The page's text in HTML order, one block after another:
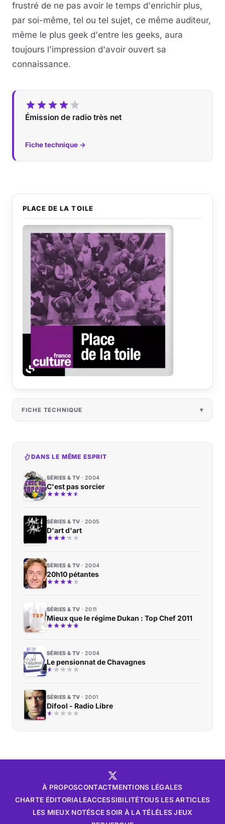
frustré de ne pas avoir le temps d'enrichir plus,
par soi-même, tel ou tel sujet, ce même auditeur,
même le plus geek d'entre les geeks, aura
toujours l'impression d'avoir ouvert sa
connaissance.
Émission de radio très net
Fiche technique →
PLACE DE LA TOILE
FICHE TECHNIQUE
DANS LE MÊME ESPRIT
SÉRIES & TV 2004
C'est pas sorcier
SÉRIES & TV 2005
D'art d'art
SÉRIES & TV 2004
20h10 pétantes
SÉRIES & TV 2011
Mieux que le régime Dukan : Top Chef 2011
SÉRIES & TV 2004
Le pensionnat de Chavagnes
SÉRIES & TV 2001
Difool - Radio Libre
À PROPOSCONTACTMENTIONS LÉGALES
CHARTE ÉDITORIALEACCESSIBILITÉTOUS LES ARTICLES
LES MIEUX NOTÉSCE SOIR À LA TÉLÉLES JEUX